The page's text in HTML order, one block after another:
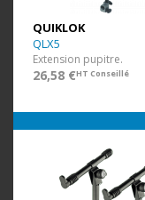
QUIKLOK
QLX5
Extension pupitre.
26,58 €HT Conseillé